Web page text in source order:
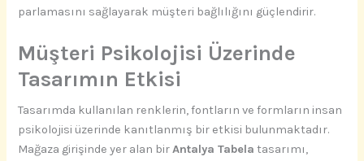
parlamasını sağlayarak müşteri bağlılığını güçlendirir.
Müşteri Psikolojisi Üzerinde
Tasarımın Etkisi
Tasarımda kullanılan renklerin, fontların ve formların insan
psikolojisi üzerinde kanıtlanmış bir etkisi bulunmaktadır.
Mağaza girişinde yer alan birAntalya Tabela tasarımı,